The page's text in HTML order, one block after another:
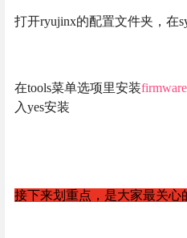
打开ryujinx的配置文件夹，在
在tools菜单选项里安装firmware
入yes安装
接下来划重点，是大家最关心